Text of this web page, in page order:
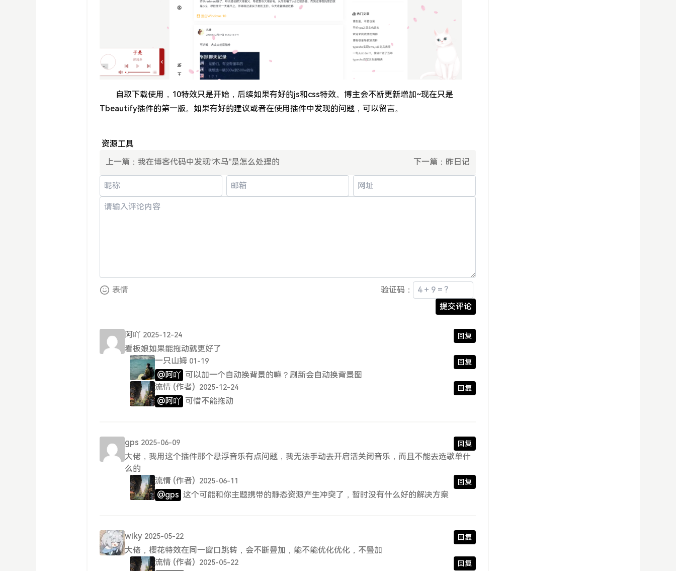
自取下载使用，10特效只是开始，后续如果有好的js和css特效。博主会不断更新增加~现在只是
Tbeautify插件的第一版。如果有好的建议或者在使用插件中发现的问题，可以留言。
资源工具
上一篇： 我在博客代码中发现“木马”是怎么处理的 下一篇： 昨日记
表情
验证码：
提交评论
阿吖 2025-12-24 回复
看板娘如果能拖动就更好了
一只山姆 01-19 回复
@阿吖 可以加一个自动换背景的嘛？刷新会自动换背景图
流情 (作者) 2025-12-24 回复
@阿吖 可惜不能拖动
gps 2025-06-09 回复
大佬，我用这个插件那个悬浮音乐有点问题，我无法手动去开启活关闭音乐，而且不能去选歌单什
么的
流情 (作者) 2025-06-11 回复
@gps 这个可能和你主题携带的静态资源产生冲突了，暂时没有什么好的解决方案
wiky 2025-05-22 回复
大佬，樱花特效在同一窗口跳转，会不断叠加，能不能优化优化，不叠加
流情 (作者) 2025-05-22 回复